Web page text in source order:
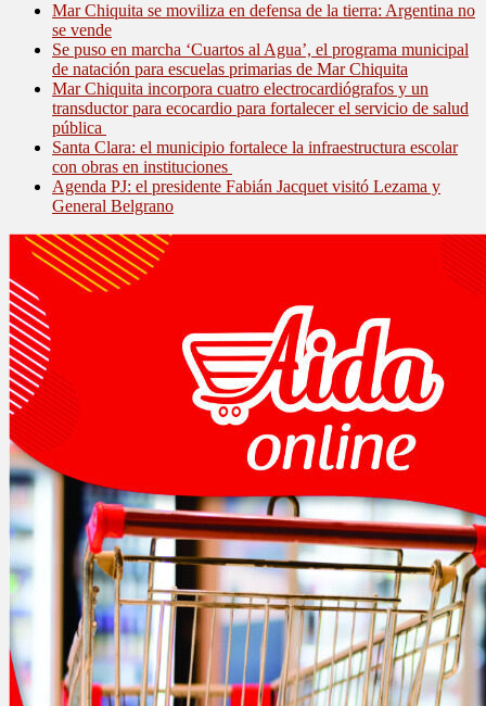
Mar Chiquita se moviliza en defensa de la tierra: Argentina no
se vende
Se puso en marcha ‘Cuartos al Agua’, el programa municipal
de natación para escuelas primarias de Mar Chiquita
Mar Chiquita incorpora cuatro electrocardiógrafos y un
transductor para ecocardio para fortalecer el servicio de salud
pública
Santa Clara: el municipio fortalece la infraestructura escolar
con obras en instituciones
Agenda PJ: el presidente Fabián Jacquet visitó Lezama y
General Belgrano